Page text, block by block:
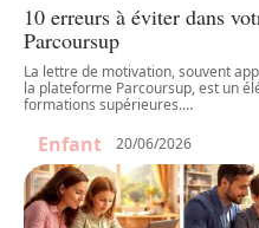
10 erreurs à éviter dans
Parcoursup
La lettre de motivation, souvent
la plateforme Parcoursup, est un
formations supérieures.…
Enfant 20/06/2026